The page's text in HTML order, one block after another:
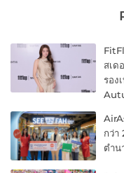
สเด
รอง
กว่า
ตำน